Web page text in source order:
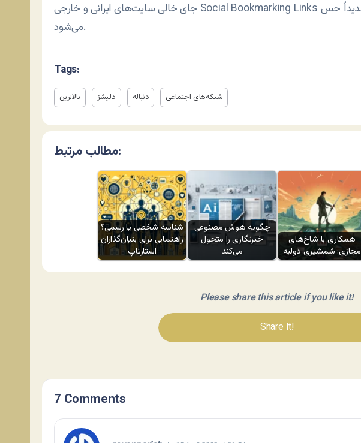
جای خالی سایت‌های ایرانی و خارجی Social Bookmarking Links در سایت‌های خبری فارسی شدیداً حس
می‌شود.
Tags:
بالاترین دلیشز دنباله شبکه‌های اجتماعی
مطالب مرتبط:
شناسه شخصی یا رسمی؟
راهنمایی برای بنیان‌گذاران
استارتاپ
چگونه هوش مصنوعی
خبرنگاری را متحول
می‌کند
همکاری با شاخ‌های
مجازی: شمشیری دولبه
Please share this article if you like it!
Share It!
7 Comments